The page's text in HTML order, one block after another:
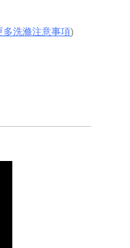
多洗滌注意事項)